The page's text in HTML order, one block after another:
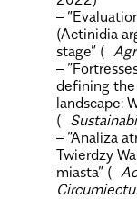
–
(Acti­ni­dia
stage” (
–
defi­ning the
land­scape:
(
– ”Ana­liza
Twier­dzy
mia­sta” (